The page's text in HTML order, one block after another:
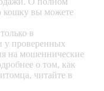
кошку вы можете
в
у проверенных
на мошеннические
о том, как
читайте в